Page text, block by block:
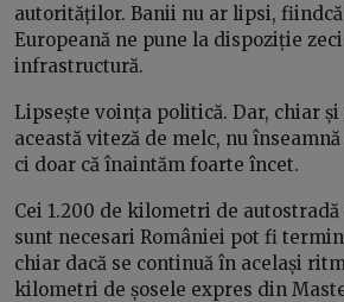
autorităților. Banii nu ar lipsi,
Europeană ne pune la dispoziție
infrastructură.
Lipsește voința politică. Dar, chiar
această viteză de melc, nu
ci doar că înaintăm foarte încet.
Cei 1.200 de kilometri de
sunt necesari României pot fi
chiar dacă se continuă în același
kilometri de șosele expres din